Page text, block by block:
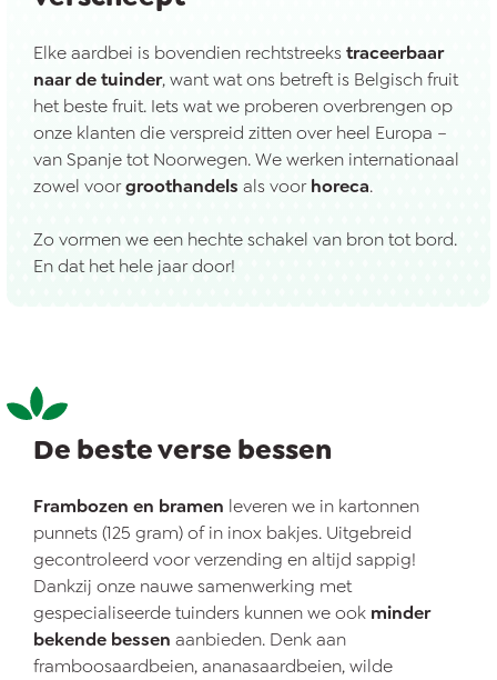
Elke aardbei is bovendien rechtstreeks traceerbaar
naar de tuinder, want wat ons betreft is Belgisch fruit
het beste fruit. Iets wat we proberen overbrengen op
onze klanten die verspreid zitten over heel Europa –
van Spanje tot Noorwegen. We werken internationaal
zowel voorgroothandels als voorhoreca.
Zo vormen we een hechte schakel van bron tot bord.
En dat het hele jaar door!
De beste verse bessen
Frambozen en bramen leveren we in kartonnen
punnets (125 gram) of in inox bakjes. Uitgebreid
gecontroleerd voor verzending en altijd sappig!
Dankzij onze nauwe samenwerking met
gespecialiseerde tuinders kunnen we ook minder
bekende bessen aanbieden. Denk aan
framboosaardbeien, ananasaardbeien, wilde